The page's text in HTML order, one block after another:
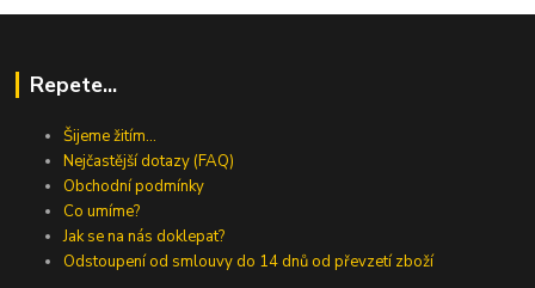
Repete...
Šijeme žitím...
Nejčastější dotazy (FAQ)
Obchodní podmínky
Co umíme?
Jak se na nás doklepat?
Odstoupení od smlouvy do 14 dnů od převzetí zboží